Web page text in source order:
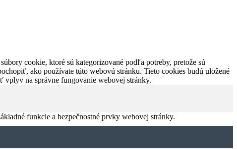
cookie, ktoré sú kategorizované podľa potreby, pretože sú
ako používate túto webovú stránku. Tieto cookies budú uložené
vplyv na správne fungovanie webovej stránky.
funkcie a bezpečnostné prvky webovej stránky.